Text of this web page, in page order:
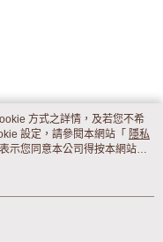
方式之詳情，及若您不希
設定，請參閱本網站「 隱私
示您同意本公司得按本網站使